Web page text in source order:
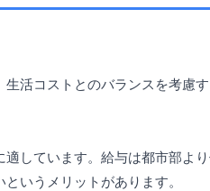
活コストとのバランスを考慮
しています。給与は都市部よ
いうメリットがあります。